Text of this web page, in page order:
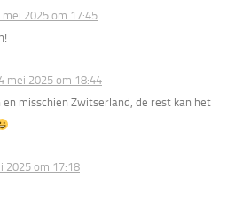
mei 2025 om 17:45
mei 2025 om 18:44
en misschien Zwitserland, de rest kan het
2025 om 17:18